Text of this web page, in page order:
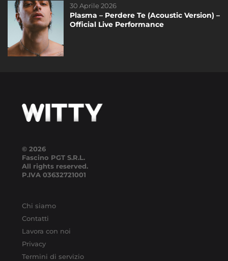
30 Aprile 2026
Plasma – Perdere Te (Acoustic Version) –
Official Live Performance
19 Dicembre 2020
Riassunto dello speciale del sabato di
#Amici20 del 19 Dicembre
© 2026
Fascino PGT S.R.L.
All rights reserved.
P.IVA 03632721001
Chi siamo
Contatti
Lavora con noi
Privacy
Termini di servizio